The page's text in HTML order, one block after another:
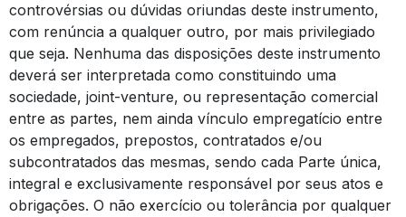
controvérsias ou dúvidas oriundas deste instrumento,
com renúncia a qualquer outro, por mais privilegiado
que seja. Nenhuma das disposições deste instrumento
deverá ser interpretada como constituindo uma
sociedade, joint-venture, ou representação comercial
entre as partes, nem ainda vínculo empregatício entre
os empregados, prepostos, contratados e/ou
subcontratados das mesmas, sendo cada Parte única,
integral e exclusivamente responsável por seus atos e
obrigações. O não exercício ou tolerância por qualquer